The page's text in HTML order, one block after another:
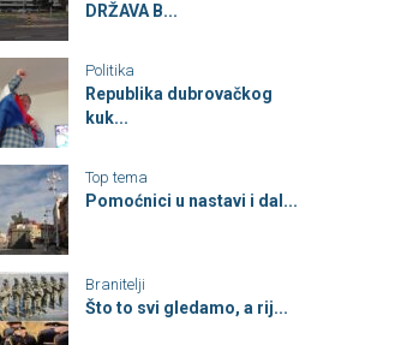
DRŽAVA B...
Politika
Republika dubrovačkog
kuk...
Top tema
Pomoćnici u nastavi i dal...
Branitelji
Što to svi gledamo, a rij...